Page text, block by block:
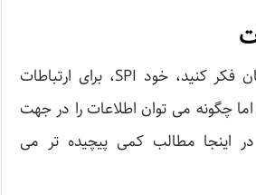
ممکن است با خودتان فکر کنید، خود SPI، برای ارتباطات
چگونه می توان اطلاعات را در جهت
اینجا مطالب کمی پیچیده تر می